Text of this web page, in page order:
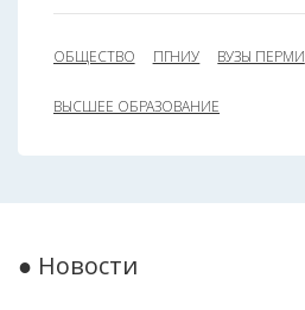
ОБЩЕСТВО ПГНИУ ВУЗЫ ПЕРМИ
ВЫСШЕЕ ОБРАЗОВАНИЕ
● Новости